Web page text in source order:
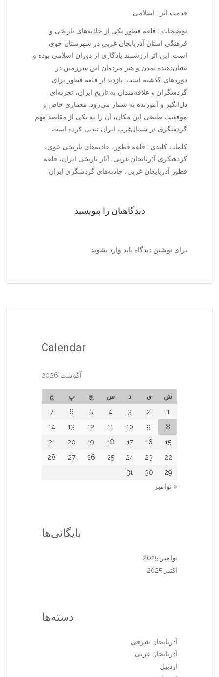
قدمت اثر : اسلامی
نوضیحات : قلعه قطور یکی از جاذبه‌های تاریخی و
فرهنگی استان آذربایجان غربی در شهرستان خوی
است. این اثر ارزشمند یادگاری از دوران اسلامی بوده و
نشان‌دهنده تمدن و هنر مردمان این سرزمین در
دوره‌های گذشته است. بازدید از قلعه قطور برای
گردشگران و علاقه‌مندان به تاریخ ایران، تجربه‌ای
دل‌انگیز و آموزنده به شمار می‌رود. معماری خاص و
موقعیت طبیعی این مکان، آن را به یکی از مقاصد مهم
گردشگری در شمال‌غرب ایران تبدیل کرده است.
کلمات کلیدی : قلعه قطور، جاذبه‌های تاریخی خوی،
گردشگری آذربایجان غربی، آثار تاریخی ایران، قلعه
قطور آذربایجان غربی، جاذبه‌های گردشگری ایران
دیدگاهتان را بنویسید
برای نوشتن دیدگاه باید وارد بشوید
Calendar
آگوست 2026
ش ی د س چ پ
ج
1
2
3
4
5
6
7
8
9
10
11
12
13
14
15
16
17
18
19
20
21
22
23
24
25
26
27
28
29
30
31
« نوامبر
بایگانی‌ها
نوامبر 2025
اکتبر 2025
دسته‌ها
آذربایجان شرقی
آذربایجان غربی
اردبیل